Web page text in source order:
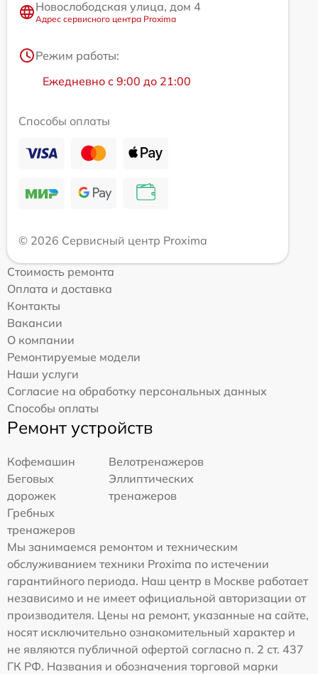
Новослободская улица, дом 4
Адрес сервисного центра Proxima
Режим работы:
Ежедневно с 9:00 до 21:00
Способы оплаты
© 2026 Сервисный центр Proxima
Стоимость ремонта
Оплата и доставка
Контакты
Вакансии
О компании
Ремонтируемые модели
Наши услуги
Согласие на обработку персональных данных
Способы оплаты
Ремонт устройств
Кофемашин
Велотренажеров
Беговых
дорожек
Эллиптических
тренажеров
Гребных
тренажеров
Мы занимаемся ремонтом и техническим
обслуживанием техники Proxima по истечении
гарантийного периода. Наш центр в Москве работает
независимо и не имеет официальной авторизации от
производителя. Цены на ремонт, указанные на сайте,
носят исключительно ознакомительный характер и
не являются публичной офертой согласно п. 2 ст. 437
ГК РФ. Названия и обозначения торговой марки